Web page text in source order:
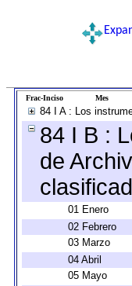
Frac-Inciso Mes
84 I A : Los
84 I B :
de
01 Enero
02 Febrero
03 Marzo
04 Abril
05 Mayo